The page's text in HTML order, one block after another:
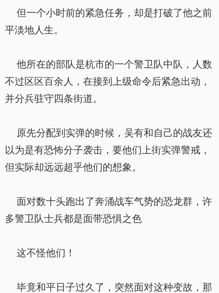
但一个小时前的紧急任务，却是打破了他之前
平淡地人生。
他所在的部队是杭市的一个警卫队中队，人数
不过区区百余人，在接到上级命令后紧急出动，
并分兵驻守四条街道。
原先分配到实弹的时候，吴有和自己的战友还
以为是有恐怖分子袭击，要他们上街实弹警戒，
但实际却远远超乎他们的想象。
面对数十头跑出了奔涌战车气势的恐龙群，许
多警卫队士兵都是面带恐惧之色
这不怪他们！
毕竟和平日子过久了，突然面对这种变故，那